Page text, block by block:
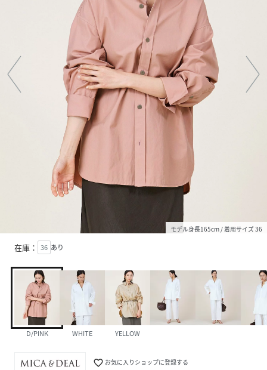
モデル身長165cm / 着用サイズ 36
在庫： 36 あり
D/PINK WHITE YELLOW
favorite_border お気に入りショップに登録する